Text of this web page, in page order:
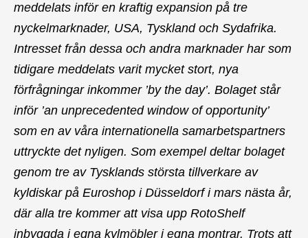
meddelats inför en kraftig expansion på tre
nyckelmarknader, USA, Tyskland och Sydafrika.
Intresset från dessa och andra marknader har som
tidigare meddelats varit mycket stort, nya
förfrågningar inkommer ’by the day’. Bolaget står
inför ’an unprecedented window of opportunity’
som en av våra internationella samarbetspartners
uttryckte det nyligen. Som exempel deltar bolaget
genom tre av Tysklands största tillverkare av
kyldiskar på Euroshop i Düsseldorf i mars nästa år,
där alla tre kommer att visa upp RotoShelf
inbyggda i egna kylmöbler i egna montrar. Trots att